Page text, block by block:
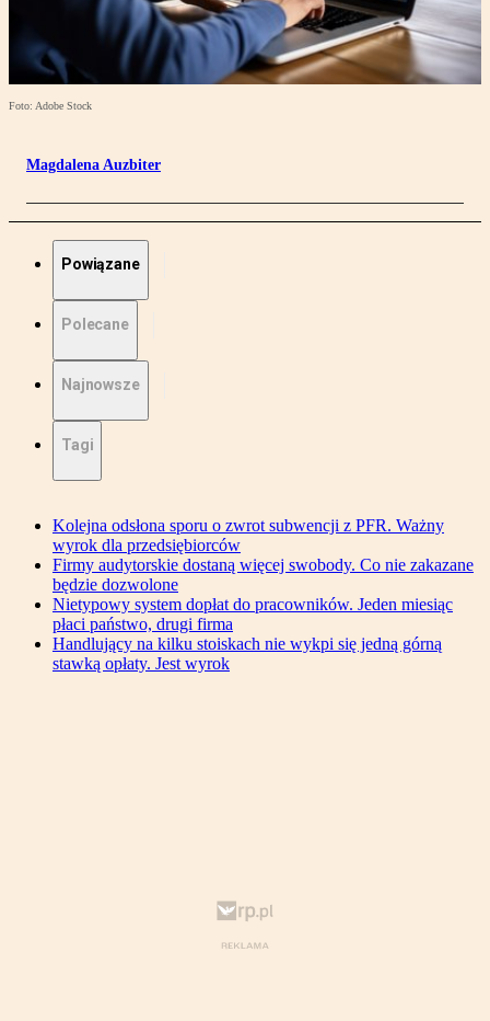
Foto: Adobe Stock
Magdalena Auzbiter
Powiązane
Polecane
Najnowsze
Tagi
Kolejna odsłona sporu o zwrot subwencji z PFR. Ważny
wyrok dla przedsiębiorców
Firmy audytorskie dostaną więcej swobody. Co nie zakazane
będzie dozwolone
Nietypowy system dopłat do pracowników. Jeden miesiąc
płaci państwo, drugi firma
Handlujący na kilku stoiskach nie wykpi się jedną górną
stawką opłaty. Jest wyrok